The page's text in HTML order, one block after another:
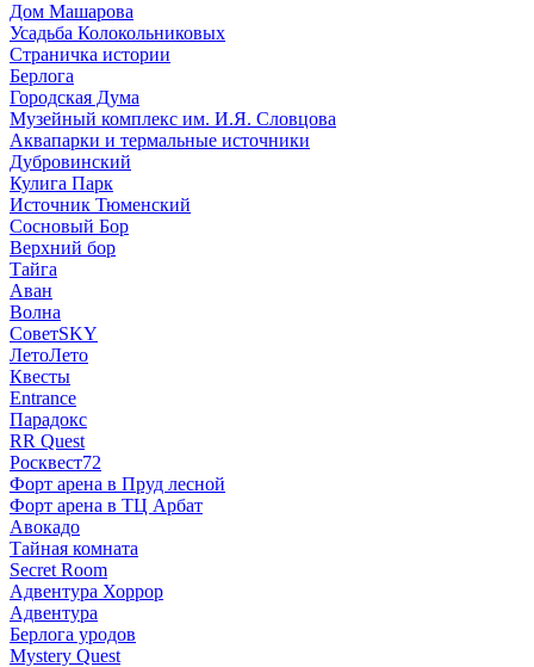
Дом Машарова
Усадьба Колокольниковых
Страничка истории
Берлога
Городская Дума
Музейный комплекс им. И.Я. Словцова
Аквапарки и термальные источники
Дубровинский
Кулига Парк
Источник Тюменский
Сосновый Бор
Верхний бор
Тайга
Аван
Волна
СоветSKY
ЛетоЛето
Квесты
Entrance
Парадокс
RR Quest
Росквест72
Форт арена в Пруд лесной
Форт арена в ТЦ Арбат
Авокадо
Тайная комната
Secret Room
Адвентура Хоррор
Адвентура
Берлога уродов
Mystery Quest